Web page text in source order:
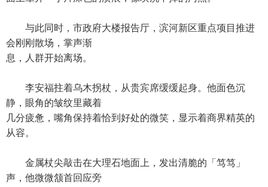
与此同时，市政府大楼报告厅，滨河新区重点项目推进
会刚刚散场，掌声渐
息，人群开始离场。
李安福拄着乌木拐杖，从贵宾席缓缓起身。他面色沉
静，眼角的皱纹里藏着
几分疲惫，嘴角保持着恰到好处的微笑，显示着商界精英的
从容。
金属杖尖敲击在大理石地面上，发出清脆的「笃笃」
声，他微微颔首回应旁